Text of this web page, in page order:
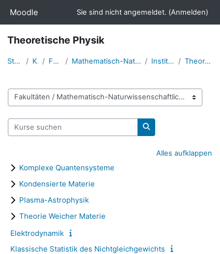
Moodle Sie sind nicht angemeldet. (Anmelden)
Theoretische Physik
Startseite Kurse Fakultäten Mathematisch-Naturwissenschaftliche Fakultät Institut für Physik Theoretische Physik
Kursbereiche
Kurse suchen
Kurse suchen
Alles aufklappen
Komplexe Quantensysteme
Kondensierte Materie
Plasma-Astrophysik
Theorie Weicher Materie
Elektrodynamik
Klassische Statistik des Nichtgleichgewichts